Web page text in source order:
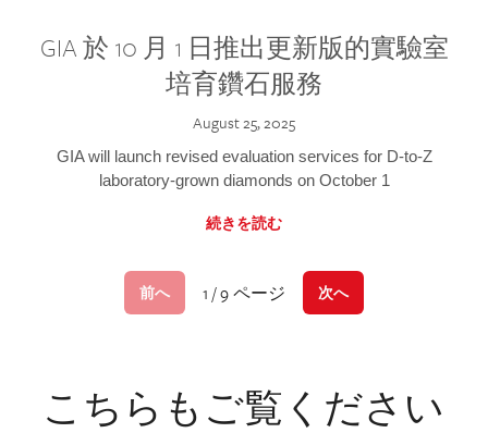
GIA 於 10 月 1 日推出更新版的實驗室
培育鑽石服務
August 25, 2025
GIA will launch revised evaluation services for D-to-Z
laboratory-grown diamonds on October 1
続きを読む
前へ 1 / 9 ページ 次へ
こちらもご覧ください